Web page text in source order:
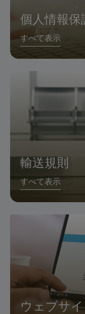
個人情報保
すべて表示
輸送規則
すべて表示
ウェブサ